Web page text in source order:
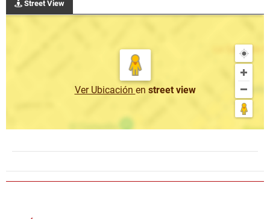
Street View
Ver Ubicación en street view